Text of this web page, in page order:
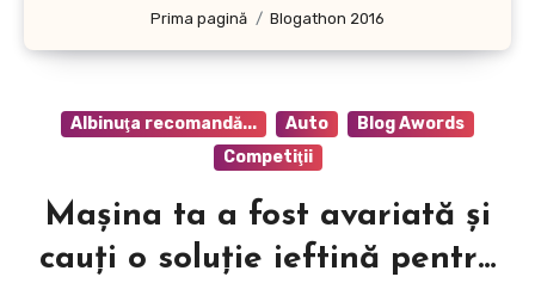
Prima pagină Blogathon 2016
Albinuţa recomandă... Auto
Blog Awords
Competiţii
Maşina ta a fost avariată şi
cauţi o soluţie ieftină pentru